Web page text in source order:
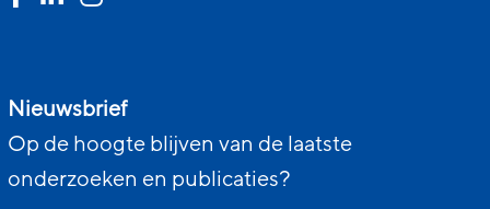
Nieuwsbrief
Op de hoogte blijven van de laatste
onderzoeken en publicaties?